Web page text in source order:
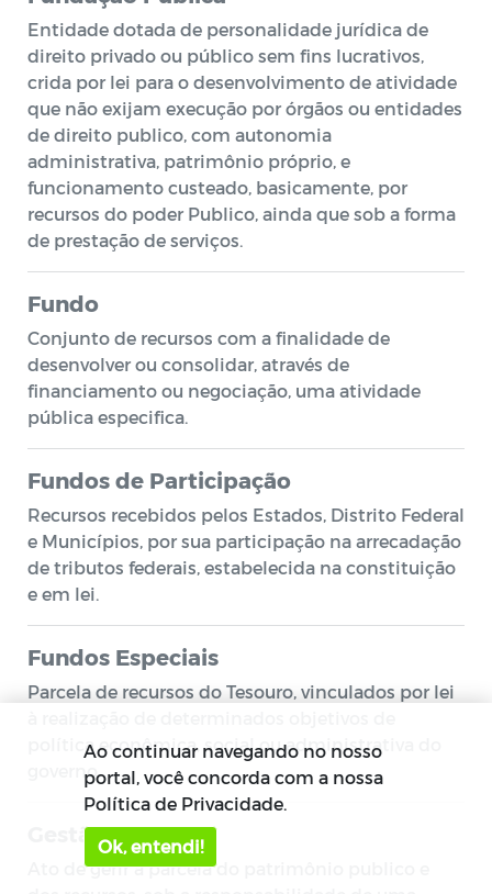
Entidade dotada de personalidade jurídica de
direito privado ou público sem fins lucrativos,
crida por lei para o desenvolvimento de atividade
que não exijam execução por órgãos ou entidades
de direito publico, com autonomia
administrativa, patrimônio próprio, e
funcionamento custeado, basicamente, por
recursos do poder Publico, ainda que sob a forma
de prestação de serviços.
Fundo
Conjunto de recursos com a finalidade de
desenvolver ou consolidar, através de
financiamento ou negociação, uma atividade
pública especifica.
Fundos de Participação
Recursos recebidos pelos Estados, Distrito Federal
e Municípios, por sua participação na arrecadação
de tributos federais, estabelecida na constituição
e em lei.
Fundos Especiais
Parcela de recursos do Tesouro, vinculados por lei
política econômica, social ou administrativa do
governo.
Gestão
Ato de gerir a parcela do patrimônio publico e
Ao continuar navegando no nosso
portal, você concorda com a nossa
Política de Privacidade.
Ok, entendi!